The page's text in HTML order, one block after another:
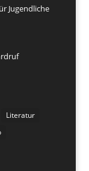
Jugendliche
Literatur